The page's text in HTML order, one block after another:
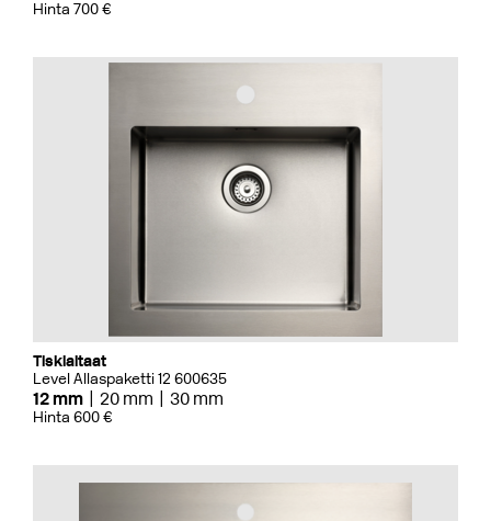
Hinta 700 €
Tiskialtaat
Level Allaspaketti 12 600635
12 mm 20 mm 30 mm
Hinta 600 €